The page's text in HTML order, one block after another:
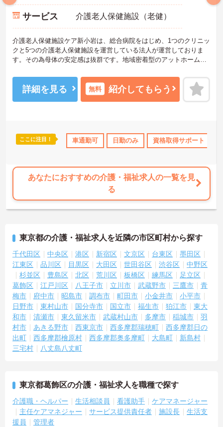
託児所・育児補助 無資格OK 日勤のみ 年間休日110日
サービス 介護老人保健施設（老健）
介護老人保健施設ケア新小岩は、総合病院をはじめ、1つのクリニッ
クと5つの介護老人保健施設を運営している法人が運営しておりま
す。その為母体の安定感は抜群です。地域密着型のアットホームな
境です。ご興味のある方はお気軽にお問い合わせ下さいませ。
詳細を見る 無料 紹介してもらう
ここに注目！ 車通勤可 日勤のみ 資格取得サポート
あなたにおすすめの介護・福祉求人の一覧を見
る
東京都の介護・福祉求人を近隣の市区町村から探す
千代田区 中央区 港区 新宿区 文京区 台東区
墨田区
江東区
品川区 目黒区 大田区 世田谷区 渋谷区
中野区
杉並区
豊島区 北区 荒川区 板橋区 練馬区
足立区
葛飾区
江戸川区 八王子市 立川市 武蔵野市 三鷹市
青
梅市
府中市 昭島市 調布市 町田市 小金井市
小平市
日野市
東村山市 国分寺市 国立市 福生市 狛江市
東大
和市
清瀬市 東久留米市 武蔵村山市 多摩市 稲城市
羽
村市
あきる野市 西東京市 西多摩郡瑞穂町
西多摩郡日の
出町
西多摩郡檜原村 西多摩郡奥多摩町 大島町
新島村
三宅村
八丈島八丈町
東京都葛飾区の介護・福祉求人を職種で探す
介護職・ヘルパー 生活相談員 看護助手
ケアマネージャー
主任ケアマネジャー
サービス提供責任者 施設長
生活支
援員
管理者